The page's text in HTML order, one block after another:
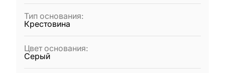
Тип основания:
Крестовина
Цвет основания:
Серый